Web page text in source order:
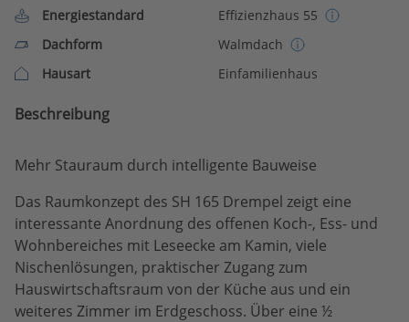
Energiestandard
Effizienzhaus 55
Dachform
Walmdach
Hausart
Einfamilienhaus
Beschreibung
Mehr Stauraum durch intelligente Bauweise
Das Raumkonzept des SH 165 Drempel zeigt eine
interessante Anordnung des offenen Koch-, Ess- und
Wohnbereiches mit Leseecke am Kamin, viele
Nischenlösungen, praktischer Zugang zum
Hauswirtschaftsraum von der Küche aus und ein
weiteres Zimmer im Erdgeschoss. Über eine ½